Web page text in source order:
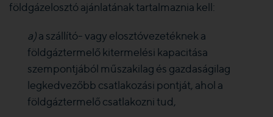
földgázelosztó ajánlatának tartalmaznia kell:
a)a szállító- vagy elosztóvezetéknek a
földgáztermelő kitermelési kapacitása
szempontjából műszakilag és gazdaságilag
legkedvezőbb csatlakozási pontját, ahol a
földgáztermelő csatlakozni tud,